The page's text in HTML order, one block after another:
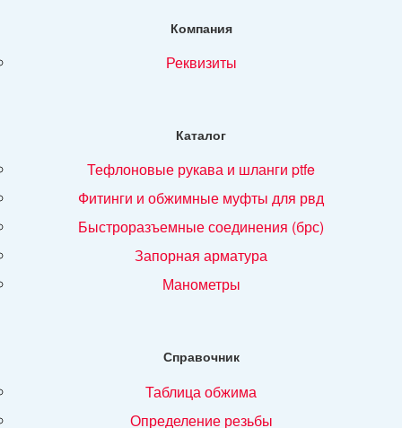
Компания
реквизиты
Каталог
тефлоновые рукава и шланги ptfe
фитинги и обжимные муфты для рвд
быстроразъемные соединения (брс)
запорная арматура
манометры
Справочник
таблица обжима
определение резьбы